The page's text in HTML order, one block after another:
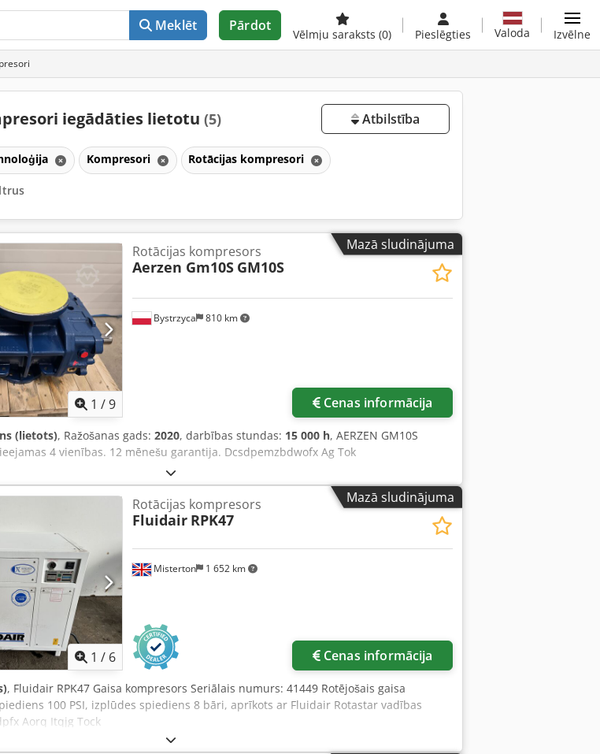
Meklēt Pārdot
Vēlmju saraksts (0) Pieslēgties Valoda Izvēlne
iegādāties lietotu (5) Atbilstība
Kompresori Rotācijas kompresori
Mazā sludinājuma
1 /9
Bystrzyca 810 km
Rotācijas kompresors
Aerzen Gm10S GM10S
Cenas informācija
(lietots), Ražošanas gads: 2020, darbības stundas: 15 000 h, AERZEN GM10S
4 vienības. 12 mēnešu garantija. Dcsdpemzbdwofx Ag Tok
Mazā sludinājuma
1 / 6
Misterton 1 652 km
Rotācijas kompresors
Fluidair RPK47
Cenas informācija
, Fluidair RPK47 Gaisa kompresors Seriālais numurs: 41449 Rotējošais gaisa
100 PSI, izplūdes spiediens 8 bāri, aprīkots ar Fluidair Rotastar vadības
Aorq Itqjg Tock